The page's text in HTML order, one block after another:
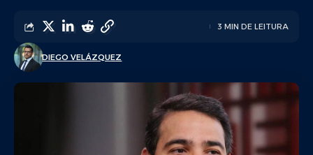
DIEGO VELÁZQUEZ
3 MIN DE LEITURA